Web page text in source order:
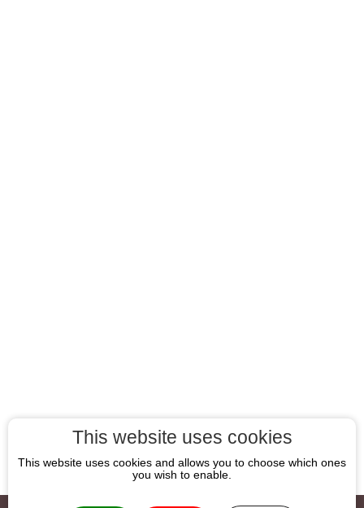
This website uses cookies
This website uses cookies and allows you to choose which ones
you wish to enable.